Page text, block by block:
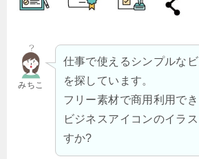
みちこ
仕事で使えるシンプルな
を探しています。
フリー素材で商用利用で
ビジネスアイコンのイラ
すか?